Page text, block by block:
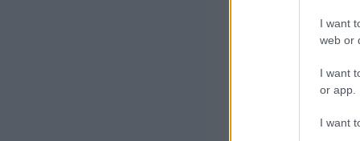
I want
web or
I want
or app.
I want
vélelmezett
megtételére.
A